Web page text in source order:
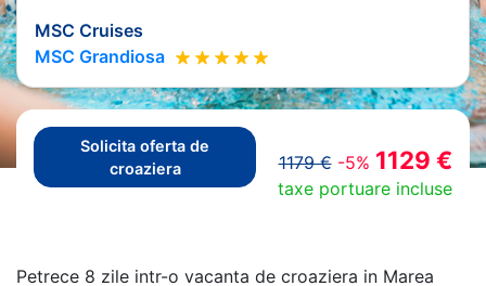
MSC Cruises
MSC Grandiosa
Solicita oferta de
croaziera
1179 € -5% 1129 €
taxe portuare incluse
Petrece 8 zile intr-o vacanta de croaziera in Marea